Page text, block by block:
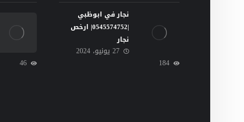
نجار في ابوظبي
|0545574752| ارخص
نجار
27 يونيو، 2024
184
46